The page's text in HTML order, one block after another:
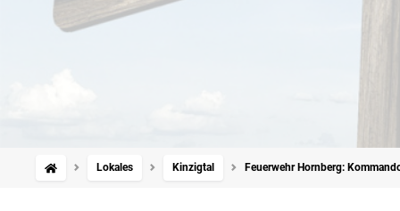
Lokales Kinzigtal Feuerwehr Hornberg: